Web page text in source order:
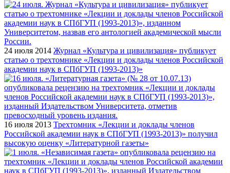
24 июля 2014 Журнал «Культура и цивилизация» публикует
статью о трехтомнике «Лекции и доклады членов Российской
академии наук в СПбГУП (1993-2013)»
16 июля 2013 Трехтомник «Лекции и доклады членов
Российской академии наук в СПбГУП (1993-2013)» получил
высокую оценку «Литературной газеты»